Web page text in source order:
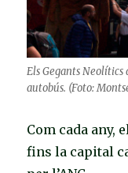
Els Gegants Neolítics
autobús. (Foto:
Com cada any,
fins la capital